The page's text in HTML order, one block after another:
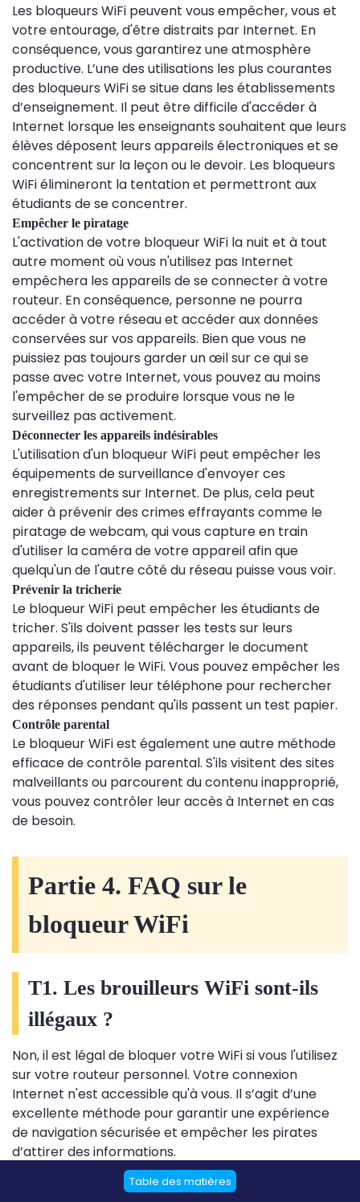
Les bloqueurs WiFi peuvent vous empêcher, vous et
votre entourage, d'être distraits par Internet. En
conséquence, vous garantirez une atmosphère
productive. L’une des utilisations les plus courantes
des bloqueurs WiFi se situe dans les établissements
d’enseignement. Il peut être difficile d'accéder à
Internet lorsque les enseignants souhaitent que leurs
élèves déposent leurs appareils électroniques et se
concentrent sur la leçon ou le devoir. Les bloqueurs
WiFi élimineront la tentation et permettront aux
étudiants de se concentrer.
Empêcher le piratage
L'activation de votre bloqueur WiFi la nuit et à tout
autre moment où vous n'utilisez pas Internet
empêchera les appareils de se connecter à votre
routeur. En conséquence, personne ne pourra
accéder à votre réseau et accéder aux données
conservées sur vos appareils. Bien que vous ne
puissiez pas toujours garder un œil sur ce qui se
passe avec votre Internet, vous pouvez au moins
l'empêcher de se produire lorsque vous ne le
surveillez pas activement.
Déconnecter les appareils indésirables
L'utilisation d'un bloqueur WiFi peut empêcher les
équipements de surveillance d'envoyer ces
enregistrements sur Internet. De plus, cela peut
aider à prévenir des crimes effrayants comme le
piratage de webcam, qui vous capture en train
d'utiliser la caméra de votre appareil afin que
quelqu'un de l'autre côté du réseau puisse vous voir.
Prévenir la tricherie
Le bloqueur WiFi peut empêcher les étudiants de
tricher. S'ils doivent passer les tests sur leurs
appareils, ils peuvent télécharger le document
avant de bloquer le WiFi. Vous pouvez empêcher les
étudiants d'utiliser leur téléphone pour rechercher
des réponses pendant qu'ils passent un test papier.
Contrôle parental
Le bloqueur WiFi est également une autre méthode
efficace de contrôle parental. S'ils visitent des sites
malveillants ou parcourent du contenu inapproprié,
vous pouvez contrôler leur accès à Internet en cas
de besoin.
Partie 4. FAQ sur le
bloqueur WiFi
T1. Les brouilleurs WiFi sont-ils
illégaux ?
Non, il est légal de bloquer votre WiFi si vous l'utilisez
sur votre routeur personnel. Votre connexion
Internet n'est accessible qu'à vous. Il s’agit d’une
excellente méthode pour garantir une expérience
de navigation sécurisée et empêcher les pirates
d’attirer des informations.
Q2. Que fait un bloqueur WiFi ?
Table des matières